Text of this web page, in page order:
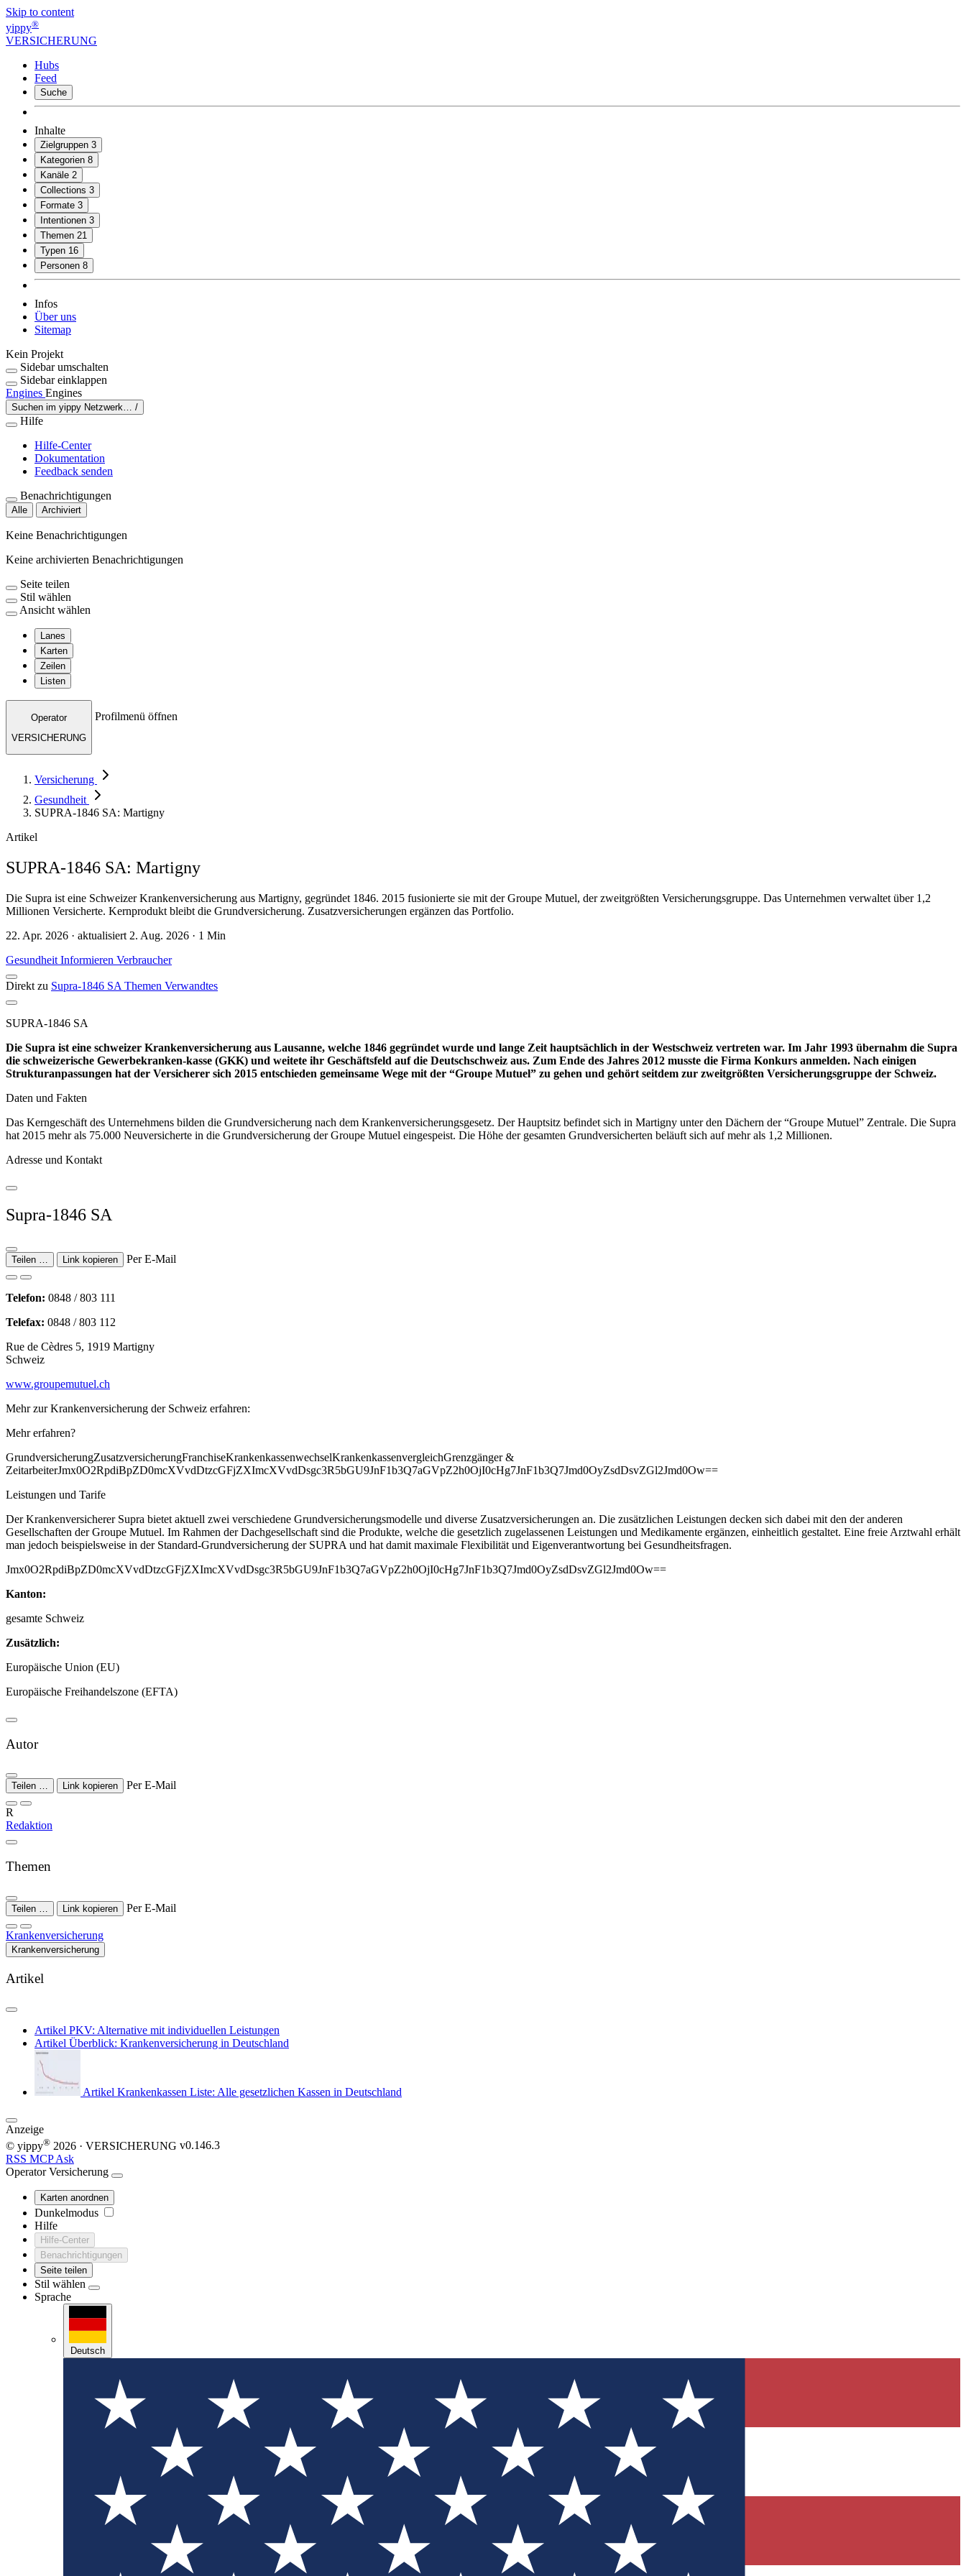
Skip to content
yippy®
VERSICHERUNG
Hubs
Feed
Suche
Inhalte
Zielgruppen 3
Kategorien 8
Kanäle 2
Collections 3
Formate 3
Intentionen 3
Themen 21
Typen 16
Personen 8
Infos
Über uns
Sitemap
Kein Projekt
Sidebar umschalten
Sidebar einklappen
Engines Engines
Suchen im yippy Netzwerk… /
Hilfe
Hilfe-Center
Dokumentation
Feedback senden
Benachrichtigungen
Alle Archiviert
Keine Benachrichtigungen
Keine archivierten Benachrichtigungen
Seite teilen
Stil wählen
Ansicht wählen
Lanes
Karten
Zeilen
Listen
Operator
VERSICHERUNG
Profilmenü öffnen
Versicherung
Gesundheit
SUPRA-1846 SA: Martigny
Artikel
SUPRA-1846 SA: Martigny
Die Supra ist eine Schweizer Krankenversicherung aus Martigny, gegründet 1846. 2015 fusionierte sie mit der Groupe Mutuel, der zweitgrößten Versicherungsgruppe. Das Unternehmen verwaltet über 1,2
Millionen Versicherte. Kernprodukt bleibt die Grundversicherung. Zusatzversicherungen ergänzen das Portfolio.
22. Apr. 2026 · aktualisiert 2. Aug. 2026 · 1 Min
Gesundheit Informieren Verbraucher
Direkt zu Supra-1846 SA Themen Verwandtes
SUPRA-1846 SA
Die Supra ist eine schweizer Krankenversicherung aus Lausanne, welche 1846 gegründet wurde und lange Zeit hauptsächlich in der Westschweiz vertreten war. Im Jahr 1993 übernahm die Supra
die schweizerische Gewerbekranken-kasse (GKK) und weitete ihr Geschäftsfeld auf die Deutschschweiz aus. Zum Ende des Jahres 2012 musste die Firma Konkurs anmelden. Nach einigen
Strukturanpassungen hat der Versicherer sich 2015 entschieden gemeinsame Wege mit der “Groupe Mutuel” zu gehen und gehört seitdem zur zweitgrößten Versicherungsgruppe der Schweiz.
Daten und Fakten
Das Kerngeschäft des Unternehmens bilden die Grundversicherung nach dem Krankenversicherungsgesetz. Der Hauptsitz befindet sich in Martigny unter den Dächern der “Groupe Mutuel” Zentrale. Die Supra
hat 2015 mehr als 75.000 Neuversicherte in die Grundversicherung der Groupe Mutuel eingespeist. Die Höhe der gesamten Grundversicherten beläuft sich auf mehr als 1,2 Millionen.
Adresse und Kontakt
Supra-1846 SA
Teilen … Link kopieren Per E-Mail
Telefon: 0848 / 803 111
Telefax: 0848 / 803 112
Rue de Cèdres 5, 1919 Martigny
Schweiz
www.groupemutuel.ch
Mehr zur Krankenversicherung der Schweiz erfahren:
Mehr erfahren?
GrundversicherungZusatzversicherungFranchiseKrankenkassenwechselKrankenkassenvergleichGrenzgänger &
ZeitarbeiterJmx0O2RpdiBpZD0mcXVvdDtzcGFjZXImcXVvdDsgc3R5bGU9JnF1b3Q7aGVpZ2h0OjI0cHg7JnF1b3Q7Jmd0OyZsdDsvZGl2Jmd0Ow==
Leistungen und Tarife
Der Krankenversicherer Supra bietet aktuell zwei verschiedene Grundversicherungs­modelle und diverse Zusatzversicherungen an. Die zusätzlichen Leistungen decken sich dabei mit den der anderen
Gesellschaften der Groupe Mutuel. Im Rahmen der Dach­gesellschaft sind die Produkte, welche die gesetzlich zugelassenen Leistungen und Medikamente ergänzen, einheitlich gestaltet. Eine freie Arztwahl erhält
man jedoch beispielsweise in der Standard-Grundversicherung der SUPRA und hat damit maximale Flexibilität und Eigenverantwortung bei Gesundheitsfragen.
Jmx0O2RpdiBpZD0mcXVvdDtzcGFjZXImcXVvdDsgc3R5bGU9JnF1b3Q7aGVpZ2h0OjI0cHg7JnF1b3Q7Jmd0OyZsdDsvZGl2Jmd0Ow==
Kanton:
gesamte Schweiz
Zusätzlich:
Europäische Union (EU)
Europäische Freihandelszone (EFTA)
Autor
Teilen … Link kopieren Per E-Mail
R
Redaktion
Themen
Teilen … Link kopieren Per E-Mail
Krankenversicherung
Krankenversicherung
Artikel
Artikel PKV: Alternative mit individuellen Leistungen
Artikel Überblick: Krankenversicherung in Deutschland
Artikel Krankenkassen Liste: Alle gesetzlichen Kassen in Deutschland
Anzeige
© yippy® 2026 · VERSICHERUNG v0.146.3
RSS MCPAsk
Operator Versicherung
Karten anordnen
Dunkelmodus
Hilfe
Hilfe-Center
Benachrichtigungen
Seite teilen
Stil wählen
Sprache
Deutsch